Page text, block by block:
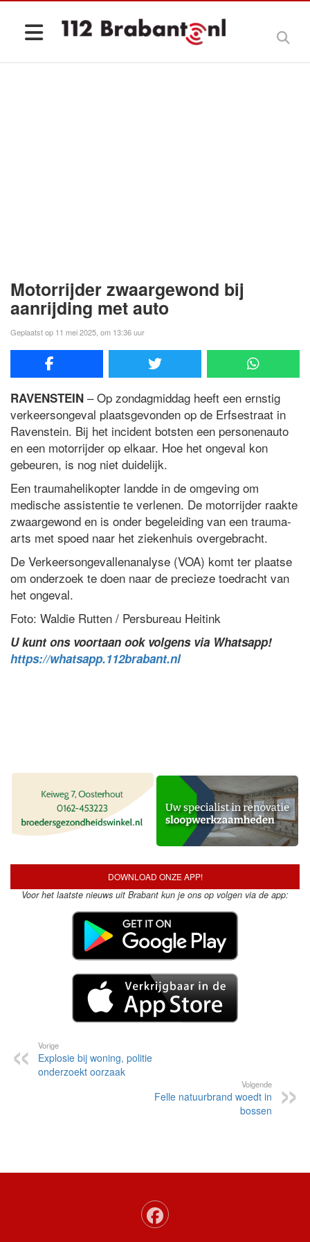
Motorrijder zwaargewond bij
aanrijding met auto
Geplaatst op 11 mei 2025, om 13:36 uur
RAVENSTEIN – Op zondagmiddag heeft een ernstig
verkeersongeval plaatsgevonden op de Erfsestraat in
Ravenstein. Bij het incident botsten een personenauto
en een motorrijder op elkaar. Hoe het ongeval kon
gebeuren, is nog niet duidelijk.
Een traumahelikopter landde in de omgeving om
medische assistentie te verlenen. De motorrijder raakte
zwaargewond en is onder begeleiding van een trauma-
arts met spoed naar het ziekenhuis overgebracht.
De Verkeersongevallenanalyse (VOA) komt ter plaatse
om onderzoek te doen naar de precieze toedracht van
het ongeval.
Foto: Waldie Rutten / Persbureau Heitink
U kunt ons voortaan ook volgens via Whatsapp!
https://whatsapp.112brabant.nl
DOWNLOAD ONZE APP!
Voor het laatste nieuws uit Brabant kun je ons op volgen via de app:
Vorige
Explosie bij woning, politie
onderzoekt oorzaak
Volgende
Felle natuurbrand woedt in
bossen